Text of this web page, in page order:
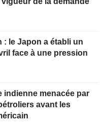
: le Japon a établi un
face à une pression
indienne menacée par
avant les